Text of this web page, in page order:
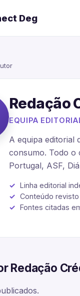
Deg
Redação
EQUIPA
A equipa editorial
consumo. Todo o
Portugal, ASF,
Linha editorial
Conteúdo
Fontes citadas
Redação